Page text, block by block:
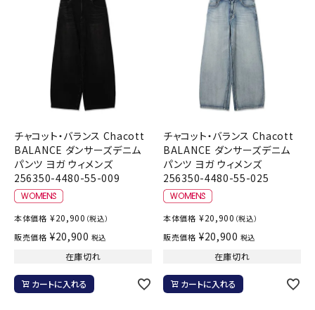
チャコット・バランス Chacott
BALANCE ダンサーズデニム
パンツ ヨガ ウィメンズ
256350-4480-55-009
本体価格 ¥20,900 （税込）
販売価格 ¥20,900 税込
在庫切れ
カートに入れる
チャコット・バランス Chacott
BALANCE ダンサーズデニム
パンツ ヨガ ウィメンズ
256350-4480-55-025
本体価格 ¥20,900 （税込）
販売価格 ¥20,900 税込
在庫切れ
カートに入れる